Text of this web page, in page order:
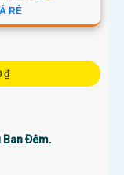
RẺ
₫
Ban Ðêm.